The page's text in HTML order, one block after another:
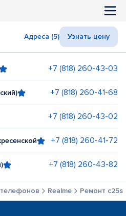
Адреса (5) Узнать цену
+7 (818) 260-43-03
+7 (818) 260-41-68
+7 (818) 260-43-02
+7 (818) 260-41-72
+7 (818) 260-43-82
Realme Ремонт c25s